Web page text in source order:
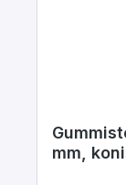
mm,